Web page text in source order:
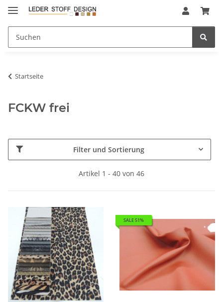
Startseite
FCKW frei
Filter und Sortierung
Artikel 1 - 40 von 46
SALE 51%